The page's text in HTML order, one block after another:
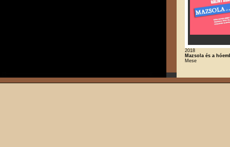
2018
Mazsola és a
Mese